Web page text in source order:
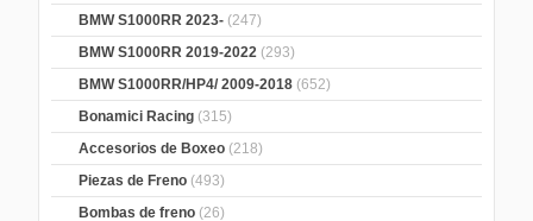
BMW S1000RR 2023- (247)
BMW S1000RR 2019-2022 (293)
BMW S1000RR/HP4/ 2009-2018 (652)
Bonamici Racing (315)
Accesorios de Boxeo (218)
Piezas de Freno (493)
Bombas de freno (26)